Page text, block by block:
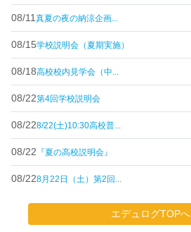
08/11 真夏の夜の納涼企画...
08/15学校説明会（夏期実施）
08/18高校校内見学会（中...
08/22第4回学校説明会
08/228/22(土)10:30高校普...
08/22 『夏の高校説明会』
08/228月22日（土）第2回...
エデュログTOPへ